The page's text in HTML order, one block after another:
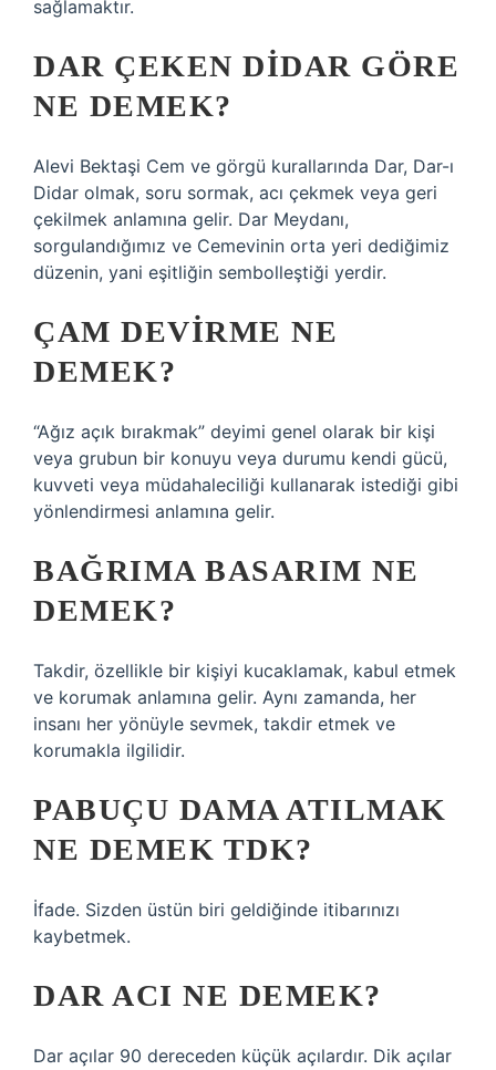
sağlamaktır.
DAR ÇEKEN DIDAR GÖRE
NE DEMEK?
Alevi Bektaşi Cem ve görgü kurallarında Dar, Dar-ı
Didar olmak, soru sormak, acı çekmek veya geri
çekilmek anlamına gelir. Dar Meydanı,
sorgulandığımız ve Cemevinin orta yeri dediğimiz
düzenin, yani eşitliğin sembolleştiği yerdir.
ÇAM DEVIRME NE
DEMEK?
“Ağız açık bırakmak” deyimi genel olarak bir kişi
veya grubun bir konuyu veya durumu kendi gücü,
kuvveti veya müdahaleciliği kullanarak istediği gibi
yönlendirmesi anlamına gelir.
BAĞRIMA BASARIM NE
DEMEK?
Takdir, özellikle bir kişiyi kucaklamak, kabul etmek
ve korumak anlamına gelir. Aynı zamanda, her
insanı her yönüyle sevmek, takdir etmek ve
korumakla ilgilidir.
PABUÇU DAMA ATILMAK
NE DEMEK TDK?
İfade. Sizden üstün biri geldiğinde itibarınızı
kaybetmek.
DAR ACI NE DEMEK?
Dar açılar 90 dereceden küçük açılardır. Dik açılar